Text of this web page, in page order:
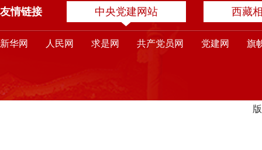
友情链接 中央党建网站 西藏
新华网 人民网 求是网 共产党员网 党建网 旗